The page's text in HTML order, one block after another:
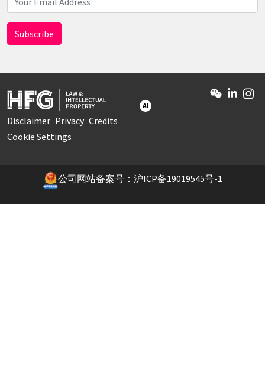
Disclaimer Privacy Credits
Cookie Settings
AI
公司网站备案号：沪ICP备19019545号-1